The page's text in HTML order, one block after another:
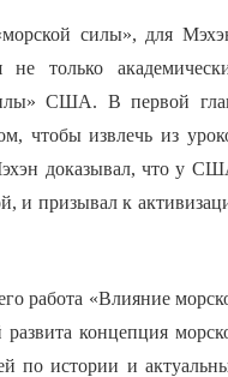
силы», для
только
США. В первой
чтобы извлечь из
доказывал, что у
и призывал к
работа «Влияние
концепция
по истории и